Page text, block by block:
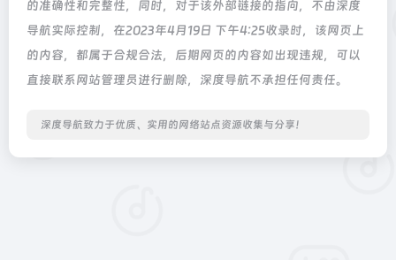
的准确性和完整性，同时，对于该外部链接的指向，不由深度
导航实际控制，在2023年4月19日 下午4:25收录时，该网页上
的内容，都属于合规合法，后期网页的内容如出现违规，可以
直接联系网站管理员进行删除，深度导航不承担任何责任。
深度导航致力于优质、实用的网络站点资源收集与分享！